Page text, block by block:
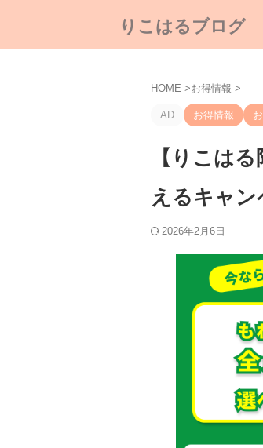
りこはるブログ
HOME >お得情報 >
AD お得情報
【りこは
えるキャン
2026年2月6日